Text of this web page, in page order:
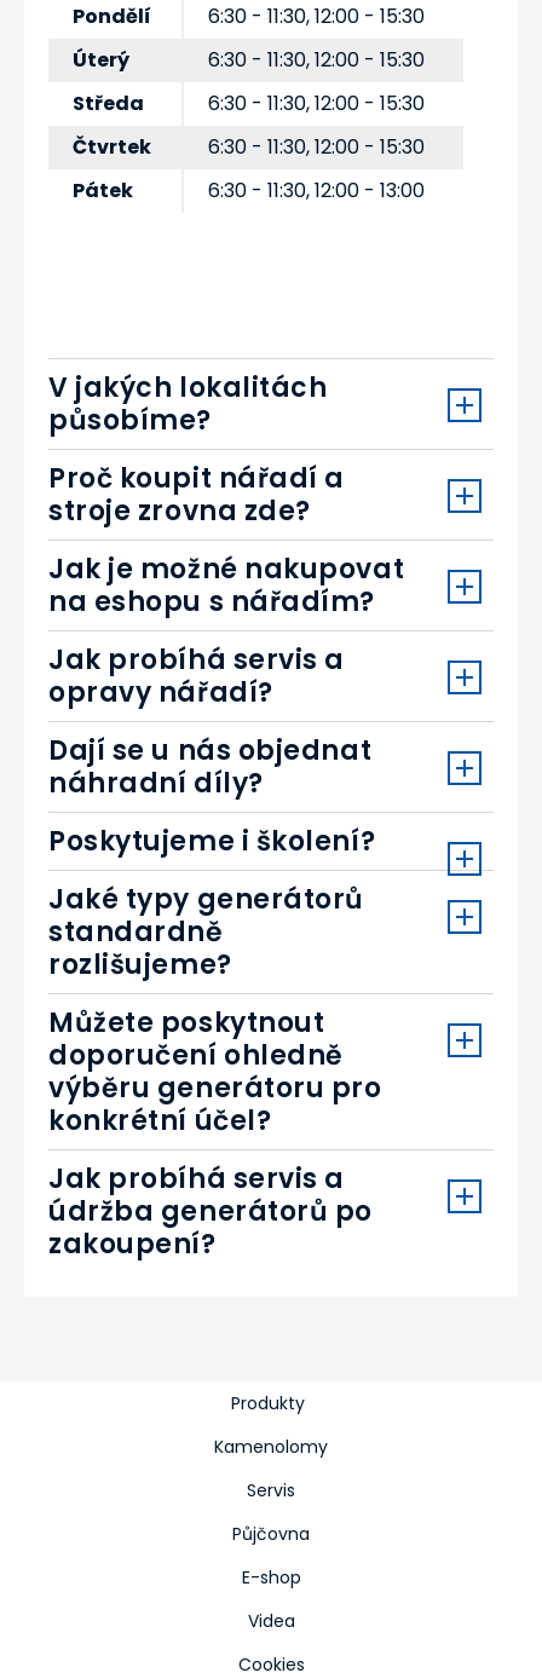
Pondělí
6:30 - 11:30, 12:00 - 15:30
Úterý
6:30 - 11:30, 12:00 - 15:30
Středa
6:30 - 11:30, 12:00 - 15:30
Čtvrtek
6:30 - 11:30, 12:00 - 15:30
Pátek
6:30 - 11:30, 12:00 - 13:00
V jakých lokalitách
působíme?
Proč koupit nářadí a
stroje zrovna zde?
Jak je možné nakupovat
na eshopu s nářadím?
Jak probíhá servis a
opravy nářadí?
Dají se u nás objednat
náhradní díly?
Poskytujeme i školení?
Jaké typy generátorů
standardně
rozlišujeme?
Můžete poskytnout
doporučení ohledně
výběru generátoru pro
konkrétní účel?
Jak probíhá servis a
údržba generátorů po
zakoupení?
Produkty
Kamenolomy
Servis
Půjčovna
E-shop
Videa
Cookies